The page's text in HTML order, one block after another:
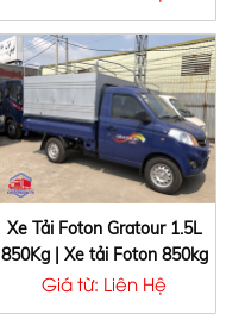
2020
Xe Tải Foton Gratour 1.5L
850Kg | Xe tải Foton 850kg
Giá từ: Liên Hệ